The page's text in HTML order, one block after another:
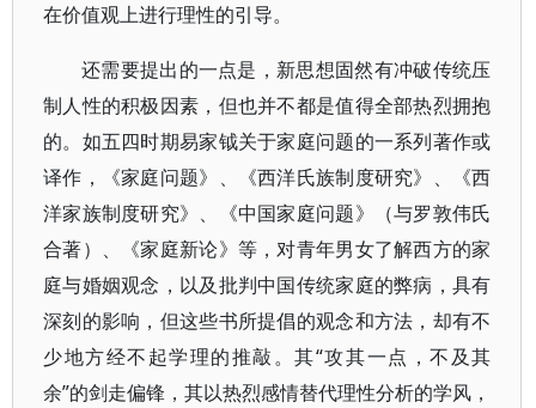
在价值观上进行理性的引导。
还需要提出的一点是，新思想固然有冲破传统压
制人性的积极因素，但也并不都是值得全部热烈拥抱
的。如五四时期易家钺关于家庭问题的一系列著作或
译作，《家庭问题》、《西洋氏族制度研究》、《西
洋家族制度研究》、《中国家庭问题》（与罗敦伟氏
合著）、《家庭新论》等，对青年男女了解西方的家
庭与婚姻观念，以及批判中国传统家庭的弊病，具有
深刻的影响，但这些书所提倡的观念和方法，却有不
少地方经不起学理的推敲。其“攻其一点，不及其
余”的剑走偏锋，其以热烈感情替代理性分析的学风，